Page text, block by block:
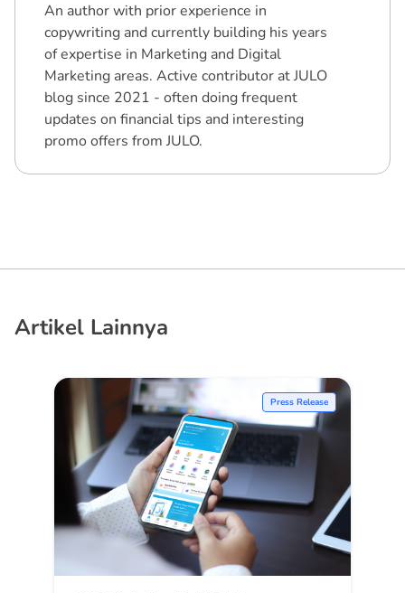
An author with prior experience in
copywriting and currently building his years
of expertise in Marketing and Digital
Marketing areas. Active contributor at JULO
blog since 2021 - often doing frequent
updates on financial tips and interesting
promo offers from JULO.
Artikel Lainnya
Press Release